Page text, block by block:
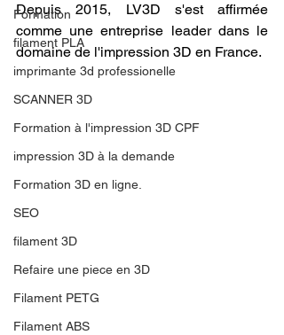
Formation
filament PLA
imprimante 3d professionelle
SCANNER 3D
Formation à l'impression 3D CPF
impression 3D à la demande
Formation 3D en ligne.
SEO
filament 3D
Refaire une piece en 3D
Filament PETG
Filament ABS
Depuis 2015, LV3D s'est affirmée
comme une entreprise leader dans le
domaine de l'impression 3D en France.